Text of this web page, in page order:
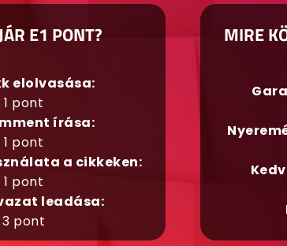
E1 PONT?
elolvasása:
1 pont
írása:
1 pont
a cikkeken:
1 pont
leadása:
3 pont
MIRE